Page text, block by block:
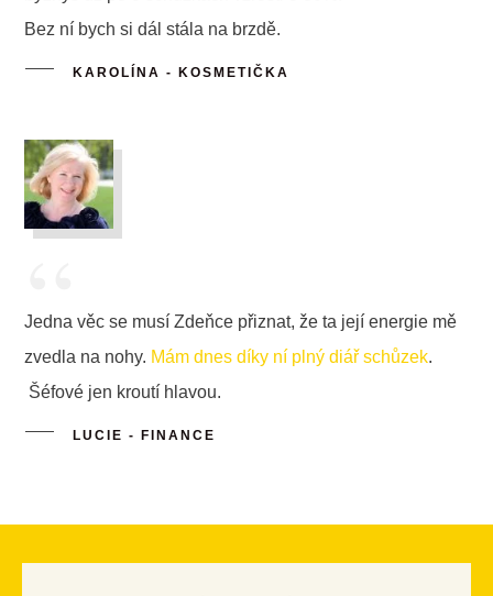
Bez ní bych si dál stála na brzdě.
KAROLÍNA - KOSMETIČKA
“
Jedna věc se musí Zdeňce přiznat, že ta její energie mě
zvedla na nohy. Mám dnes díky ní plný diář schůzek.
Šéfové jen kroutí hlavou.
LUCIE - FINANCE